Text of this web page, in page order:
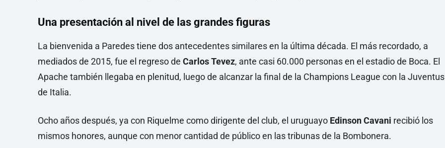
Una presentación al nivel de las grandes figuras
La bienvenida a Paredes tiene dos antecedentes similares en la última década. El más recordado, a
mediados de 2015, fue el regreso de Carlos Tevez, ante casi 60.000 personas en el estadio de Boca. El
Apache también llegaba en plenitud, luego de alcanzar la final de la Champions League con la Juventus
de Italia.
Ocho años después, ya con Riquelme como dirigente del club, el uruguayo Edinson Cavani recibió los
mismos honores, aunque con menor cantidad de público en las tribunas de la Bombonera.